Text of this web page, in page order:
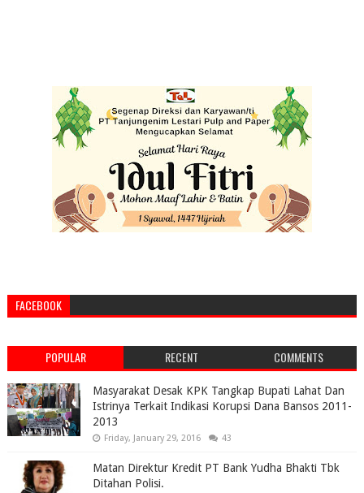
FACEBOOK
POPULAR RECENT COMMENTS
Masyarakat Desak KPK Tangkap Bupati Lahat Dan
Istrinya Terkait Indikasi Korupsi Dana Bansos 2011-
2013
Friday, January 29, 2016 43
Matan Direktur Kredit PT Bank Yudha Bhakti Tbk
Ditahan Polisi.